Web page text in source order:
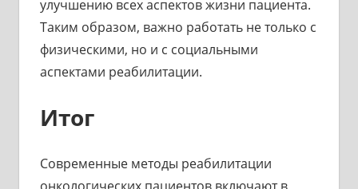
улучшению всех аспектов жизни пациента.
Таким образом, важно работать не только с
физическими, но и с социальными
аспектами реабилитации.
Итог
Современные методы реабилитации